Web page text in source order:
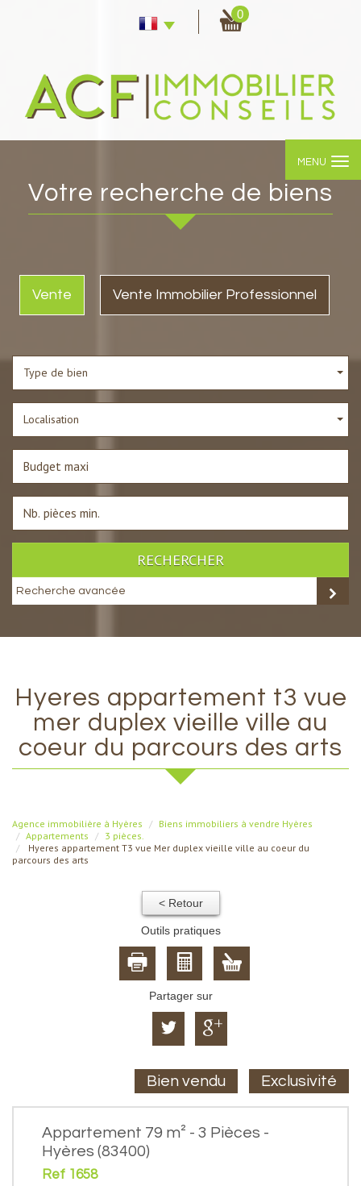
0
MENU
votre recherche de biens
Vente Vente Immobilier Professionnel
Type de bien
Localisation
RECHERCHER
Recherche avancée
hyeres appartement t3 vue
mer duplex vieille ville au
coeur du parcours des arts
Agence immobilière à Hyères
Biens immobiliers à vendre Hyères
Appartements
3 pièces.
Hyeres appartement T3 vue Mer duplex vieille ville au coeur du
parcours des arts
< Retour
Outils pratiques
Partager sur
Bien vendu Exclusivité
Appartement 79 m² - 3 Pièces -
Hyères (83400)
Ref 1658